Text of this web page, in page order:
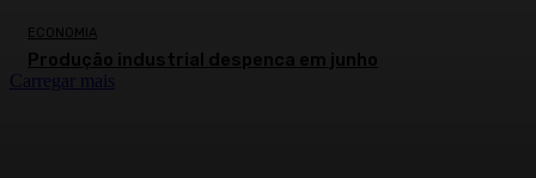
ECONOMIA
Produção industrial despenca em junho
Carregar mais